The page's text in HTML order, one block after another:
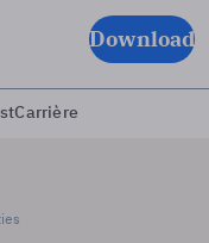
Download
Carrière